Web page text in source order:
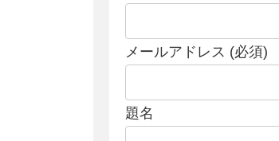
メールアドレス (必須)
題名